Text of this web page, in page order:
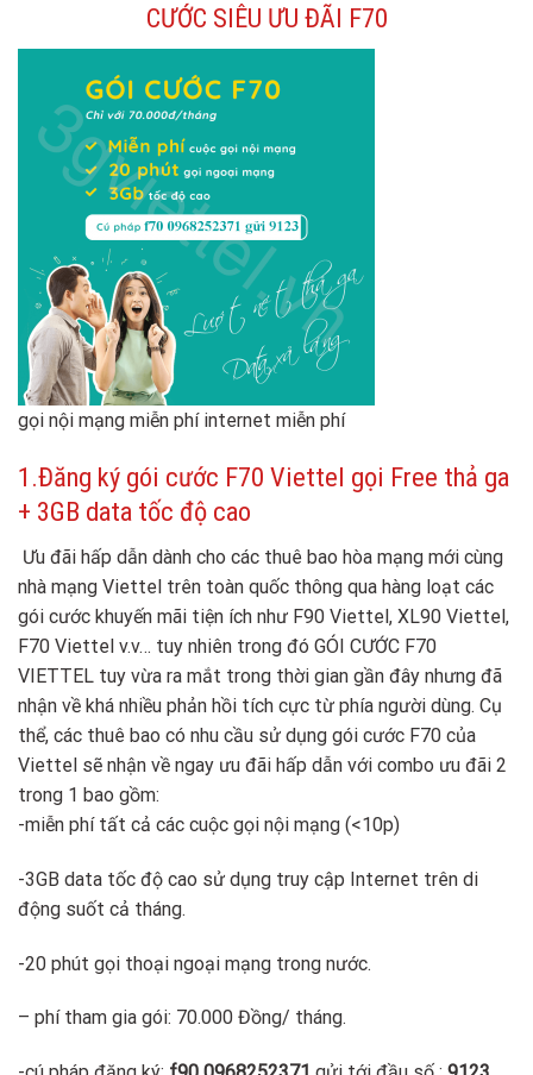
CƯỚC SIÊU ƯU ĐÃI F70
gọi nội mạng miễn phí internet miễn phí
1.Đăng ký gói cước F70 Viettel gọi Free thả ga
+ 3GB data tốc độ cao
Ưu đãi hấp dẫn dành cho các thuê bao hòa mạng mới cùng
nhà mạng Viettel trên toàn quốc thông qua hàng loạt các
gói cước khuyến mãi tiện ích như F90 Viettel, XL90 Viettel,
F70 Viettel v.v… tuy nhiên trong đó GÓI CƯỚC F70
VIETTEL tuy vừa ra mắt trong thời gian gần đây nhưng đã
nhận về khá nhiều phản hồi tích cực từ phía người dùng. Cụ
thể, các thuê bao có nhu cầu sử dụng gói cước F70 của
Viettel sẽ nhận về ngay ưu đãi hấp dẫn với combo ưu đãi 2
trong 1 bao gồm:
-miễn phí tất cả các cuộc gọi nội mạng (<10p)
-3GB data tốc độ cao sử dụng truy cập Internet trên di
động suốt cả tháng.
-20 phút gọi thoại ngoại mạng trong nước.
– phí tham gia gói: 70.000 Đồng/ tháng.